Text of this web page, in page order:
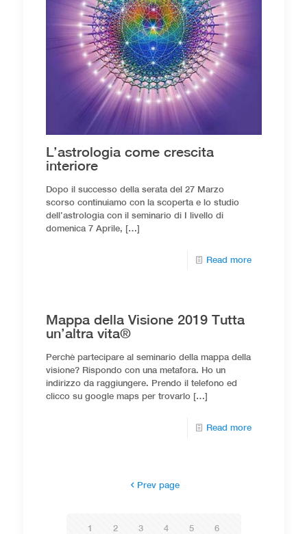
L’astrologia come crescita
interiore
Dopo il successo della serata del 27 Marzo
scorso continuiamo con la scoperta e lo studio
dell’astrologia con il seminario di I livello di
domenica 7 Aprile, […]
Read more
Mappa della Visione 2019 Tutta
un’altra vita®
Perchè partecipare al seminario della mappa della
visione? Rispondo con una metafora. Ho un
indirizzo da raggiungere. Prendo il telefono ed
clicco su google maps per trovarlo[…]
Read more
Prev page
1 2 3 4 5 6